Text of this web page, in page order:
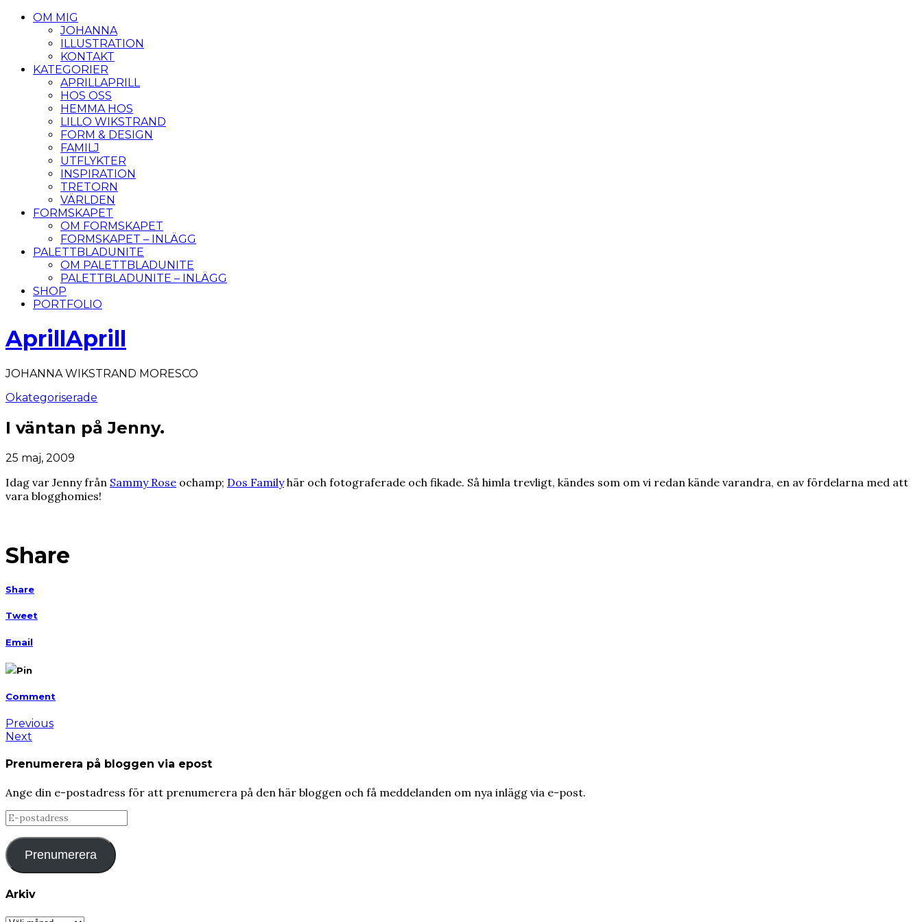
OM MIG
JOHANNA
ILLUSTRATION
KONTAKT
KATEGORIER
APRILLAPRILL
HOS OSS
HEMMA HOS
LILLO WIKSTRAND
FORM & DESIGN
FAMILJ
UTFLYKTER
INSPIRATION
TRETORN
VÄRLDEN
FORMSKAPET
OM FORMSKAPET
FORMSKAPET – INLÄGG
PALETTBLADUNITE
OM PALETTBLADUNITE
PALETTBLADUNITE – INLÄGG
SHOP
PORTFOLIO
AprillAprill
JOHANNA WIKSTRAND MORESCO
Okategoriserade
I väntan på Jenny.
25 maj, 2009
Idag var Jenny från Sammy Rose ochamp; Dos Familyhär och fotograferade och fikade. Så himla trevligt, kändes som om vi redan kände varandra, en av fördelarna med att
vara blogghomies!
Share
Share
Tweet
Email
Pin
Comment
Previous
Next
Prenumerera på bloggen via epost
Ange din e-postadress för att prenumerera på den här bloggen och få meddelanden om nya inlägg via e-post.
E-
postadress
Prenumerera
Arkiv